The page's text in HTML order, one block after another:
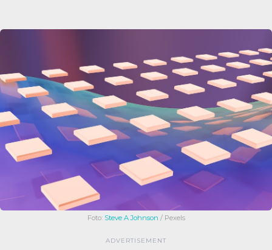
Foto: Steve A Johnson / Pexels